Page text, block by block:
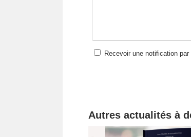
Recevoir une notification
Autres actualités à